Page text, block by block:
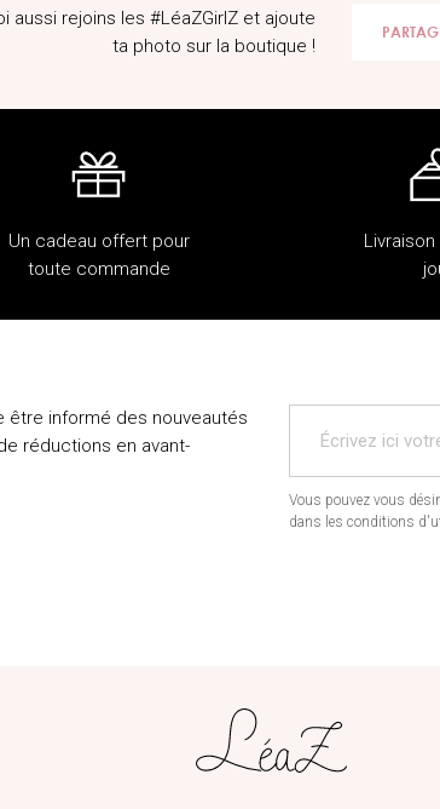
aussi rejoins les #LéaZGirlZ et ajoute
ta photo sur la boutique !
Un cadeau offert pour
toute commande
être informé des nouveautés
réductions en avant-
Vous pouvez vous
dans les conditions